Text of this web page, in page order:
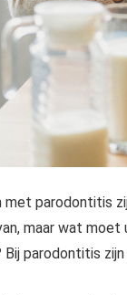
met parodontitis
maar wat
Bij parodontitis